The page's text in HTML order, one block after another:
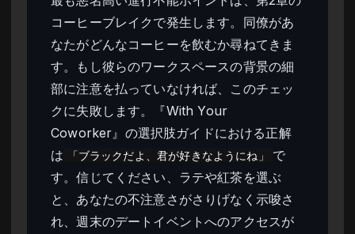
コーヒーブレイクで発生します。同僚があ
なたがどんなコーヒーを飲むか尋ねてきま
す。もし彼らのワークスペースの背景の細
部に注意を払っていなければ、このチェッ
クに失敗します。『With Your
Coworker』の選択肢ガイドにおける正解
は
「ブラックだよ、君が好きなようにね」
で
す。信じてください、ラテや紅茶を選ぶ
と、あなたの不注意さがさりげなく示唆さ
れ、週末のデートイベントへのアクセスが